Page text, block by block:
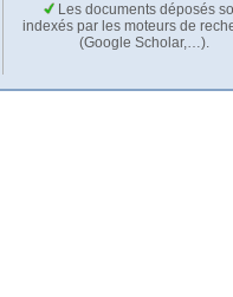
Les documents déposés
indexés par les moteurs de
(Google Scholar,…).